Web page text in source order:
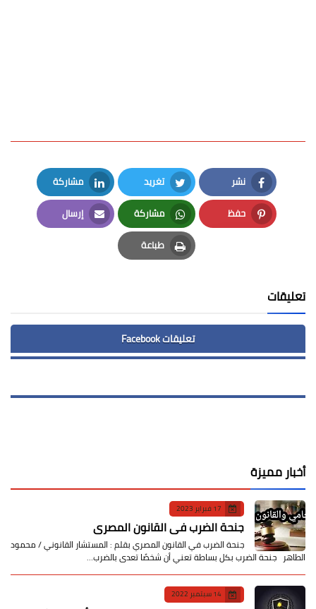
نشر
Facebook
تغريد
Twitter
مشاركة
LinkedIn
حفظ
Pinterest
مشاركة
Whatsapp
إرسال
Email
طباعة
Print
تعليقات
تعليقات Facebook
أخبار مميزة
17 فبراير 2023
جنحة الضرب في القانون المصري
جنحة الضرب في القانون المصري بقلم : المستشار القانوني / محمود
الطاهر جنحة الضرب بكل بساطة تعني أن شخصًا تعدى بالضرب…
14 سبتمبر 2022